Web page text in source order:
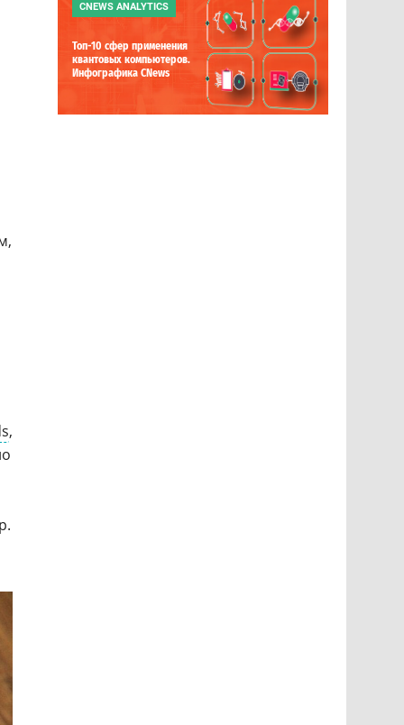
,
CNEWS ANALYTICS
Топ-10 сфер применения
квантовых компьютеров.
Инфографика CNews